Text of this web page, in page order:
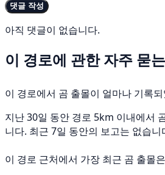
댓글 작성
아직 댓글이 없습니다.
이 경로에 관한 자주 묻
이 경로에서 곰 출몰이 얼마나 기록
지난 30일 동안 경로 5km 이내에서
니다. 최근 7일 동안의 보고는 없습니
이 경로 근처에서 가장 최근 곰 출몰